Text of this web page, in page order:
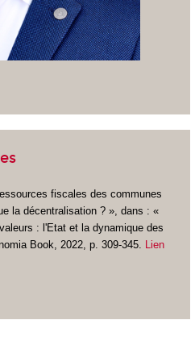
fiscales des communes
la décentralisation ? », dans : «
: l'Etat et la dynamique des
Book, 2022, p. 309-345.
Lien